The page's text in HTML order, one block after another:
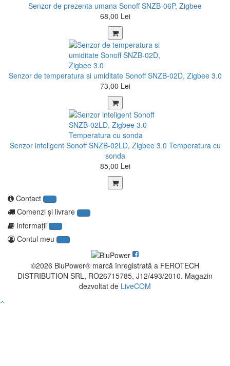
Senzor de prezenta umana Sonoff SNZB-06P, Zigbee
68,00 Lei
Senzor de temperatura si umiditate Sonoff SNZB-02D, Zigbee 3.0
73,00 Lei
Senzor inteligent Sonoff SNZB-02LD, Zigbee 3.0 Temperatura cu
sonda
85,00 Lei
Contact
Comenzi şi livrare
Informaţii
Contul meu
©2026 BluPower® marcă înregistrată a FEROTECH
DISTRIBUTION SRL, RO26715785, J12/493/2010. Magazin
dezvoltat de LiveCOM